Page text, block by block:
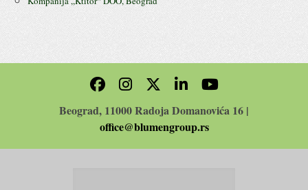
Beograd, 11000 Radoja Domanovića 16 |
office@blumengroup.rs